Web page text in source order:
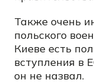
Также очень
польского
Киеве есть
вступления в
он не назвал.